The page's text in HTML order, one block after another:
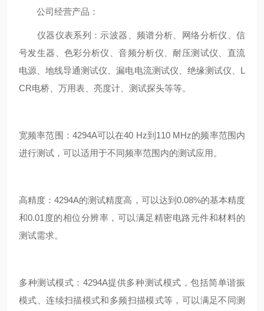
公司经营产品：
仪器仪表系列：示波器、频谱分析、网络分析仪、信
号发生器、色彩分析仪、音频分析仪、耐压测试仪、直流
电源、地线导通测试仪、漏电电流测试仪、绝缘测试仪、L
CR电桥、万用表、亮度计、测试探头等等。
宽频率范围：4294A可以在40 Hz到110 MHz的频率范围内
进行测试，可以适用于不同频率范围内的测试应用。
高精度：4294A的测试精度高，可以达到0.08%的基本精度
和0.01度的相位分辨率，可以满足精密电路元件和材料的
测试需求。
多种测试模式：4294A提供多种测试模式，包括简单谐振
模式、连续扫描模式和多频扫描模式等，可以满足不同测